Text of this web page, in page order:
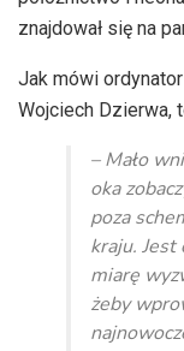
znajdował się na
Jak mówi
Wojciech Dzierwa,
– Mało
oka
poza
kraju.
miarę
żeby